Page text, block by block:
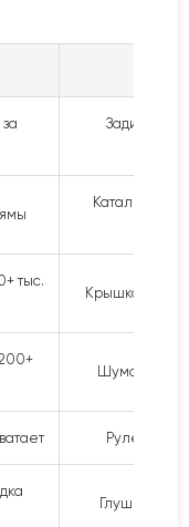
Задиры —
Катализатор
тыс.
Крышка
Рулевая
Глушитель